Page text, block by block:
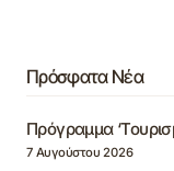
Πρόσφατα Νέα
Πρόγραμμα
7 Αυγούστου 2026